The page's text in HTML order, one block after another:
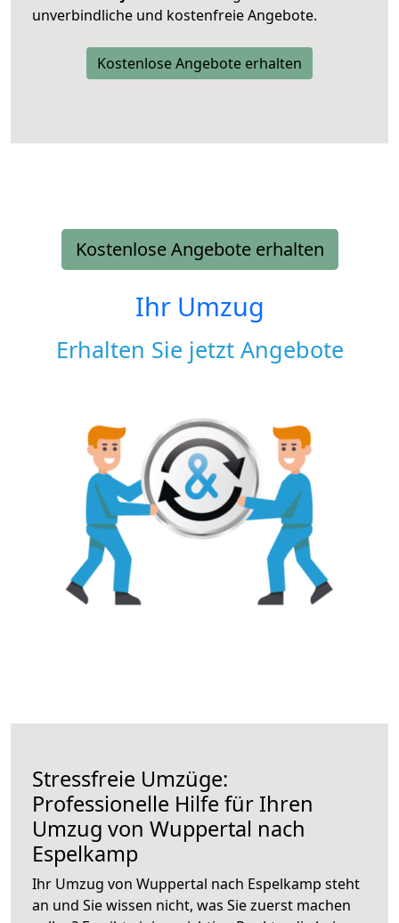
unverbindliche und kostenfreie Angebote.
Kostenlose Angebote erhalten
Kostenlose Angebote erhalten
Ihr Umzug
Erhalten Sie jetzt Angebote
Stressfreie Umzüge:
Professionelle Hilfe für Ihren
Umzug von Wuppertal nach
Espelkamp
Ihr Umzug von Wuppertal nach Espelkamp steht
an und Sie wissen nicht, was Sie zuerst machen